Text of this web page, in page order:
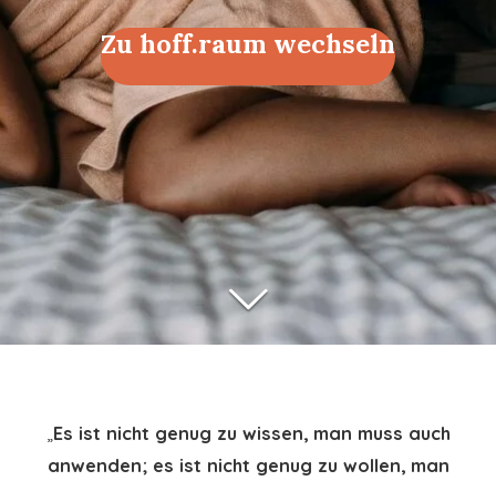
Zu hoff.raum wechseln
„Es ist nicht genug zu wissen, man muss auch
anwenden; es ist nicht genug zu wollen, man